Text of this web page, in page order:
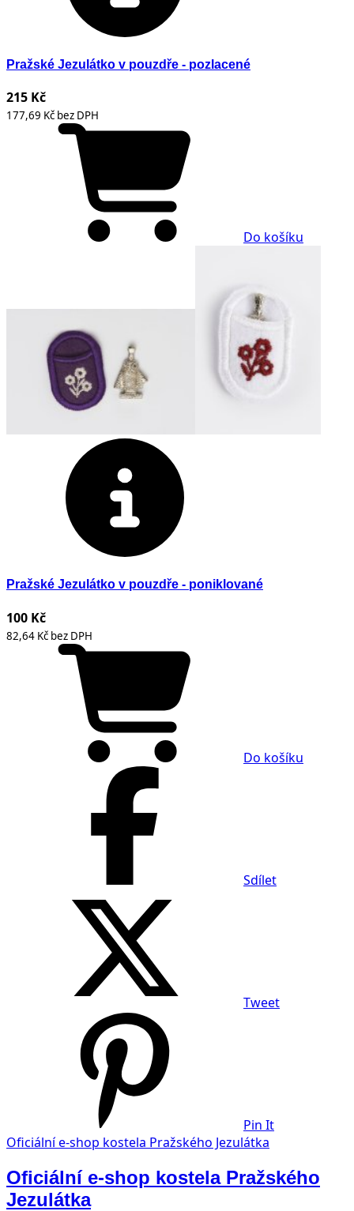
Pražské Jezulátko v pouzdře - pozlacené
215 Kč
177,69 Kč bez DPH
Do košíku
Pražské Jezulátko v pouzdře - poniklované
100 Kč
82,64 Kč bez DPH
Do košíku
Sdílet
Tweet
Pin It
Oficiální e-shop kostela Pražského Jezulátka
Oficiální e-shop kostela Pražského
Jezulátka